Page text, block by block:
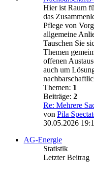
Hier ist Raum
das
Pflege von
allgemeine
Tauschen Sie
Themen
offenen
auch um
Themen: 1
Beiträge: 2
Re: Mehrere
von Pila
30.05.2026
AG-Energie
Statistik
Letzter Beitrag